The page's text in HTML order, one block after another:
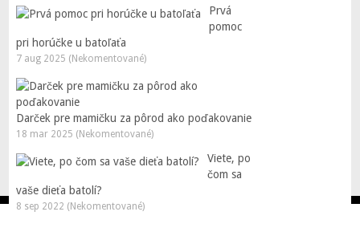
Prvá
pomoc
pri horúčke u batoľaťa
7 aug 2025 (Nekomentované)
Darček pre mamičku za pôrod ako poďakovanie
18 mar 2025 (Nekomentované)
Viete, po
čom sa
vaše dieťa batolí?
8 sep 2022 (Nekomentované)